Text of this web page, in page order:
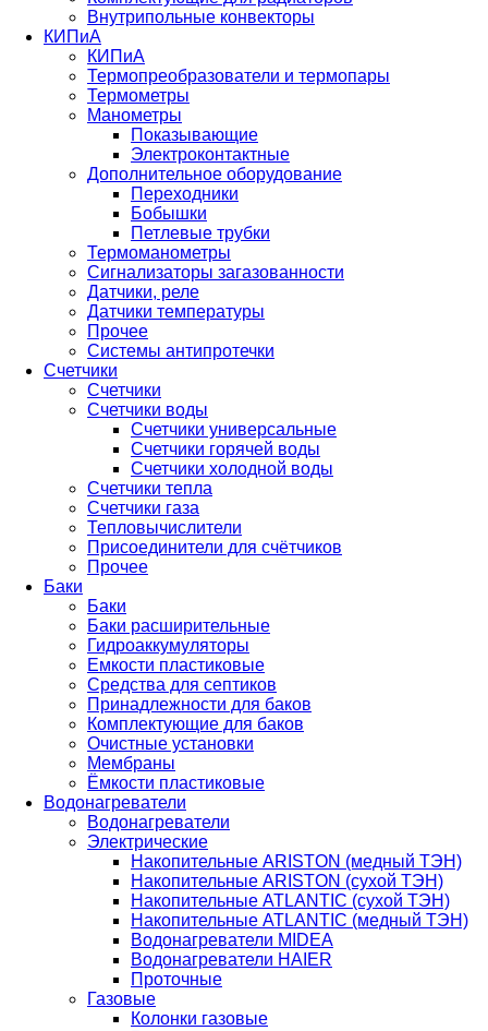
Внутрипольные конвекторы
КИПиА
КИПиА
Термопреобразователи и термопары
Термометры
Манометры
Показывающие
Электроконтактные
Дополнительное оборудование
Переходники
Бобышки
Петлевые трубки
Термоманометры
Сигнализаторы загазованности
Датчики, реле
Датчики температуры
Прочее
Системы антипротечки
Счетчики
Счетчики
Счетчики воды
Счетчики универсальные
Счетчики горячей воды
Счетчики холодной воды
Счетчики тепла
Счетчики газа
Тепловычислители
Присоединители для счётчиков
Прочее
Баки
Баки
Баки расширительные
Гидроаккумуляторы
Емкости пластиковые
Средства для септиков
Принадлежности для баков
Комплектующие для баков
Очистные установки
Мембраны
Ёмкости пластиковые
Водонагреватели
Водонагреватели
Электрические
Накопительные ARISTON (медный ТЭН)
Накопительные ARISTON (сухой ТЭН)
Накопительные ATLANTIC (сухой ТЭН)
Накопительные ATLANTIC (медный ТЭН)
Водонагреватели MIDEA
Водонагреватели HAIER
Проточные
Газовые
Колонки газовые